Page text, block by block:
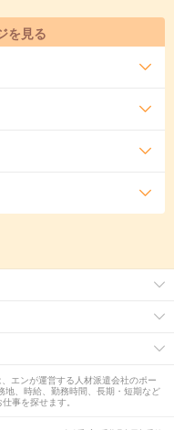
を見る
エンが運営する人材派遣会社のポー
地、時給、勤務時間、長期・短期など
事を探せます。